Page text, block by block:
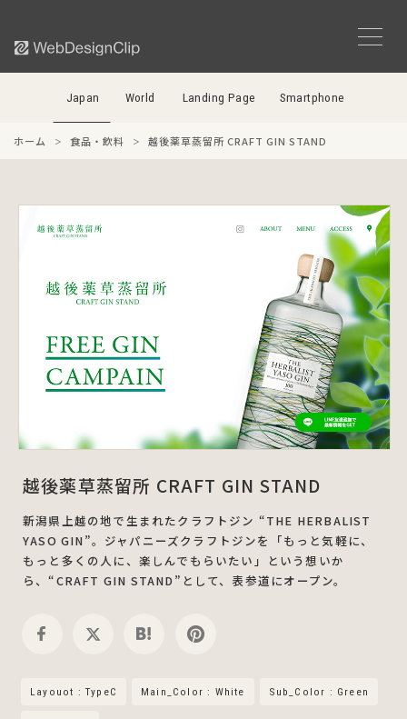
Japan World Landing Page Smartphone
ホーム 食品・飲料 越後薬草蒸留所 CRAFT GIN STAND
越後薬草蒸留所 CRAFT GIN STAND
新潟県上越の地で生まれたクラフトジン “THE HERBALIST
YASO GIN”。ジャパニーズクラフトジンを「もっと気軽に、
もっと多くの人に、楽しんでもらいたい」という想いか
ら、“CRAFT GIN STAND”として、表参道にオープン。
Layouot : TypeC Main_Color : White Sub_Color : Green